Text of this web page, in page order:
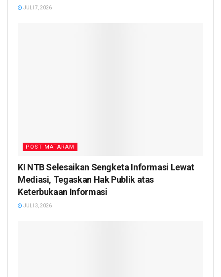
JULI 7, 2026
POST MATARAM
KI NTB Selesaikan Sengketa Informasi Lewat
Mediasi, Tegaskan Hak Publik atas
Keterbukaan Informasi
JULI 3, 2026